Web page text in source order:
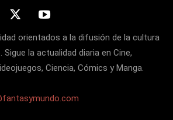
orientados a la difusión de la cultura
la actualidad diaria en Cine,
Ciencia, Cómics y Manga.